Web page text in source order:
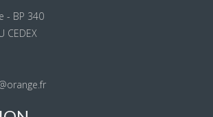
- BP 340
CEDEX